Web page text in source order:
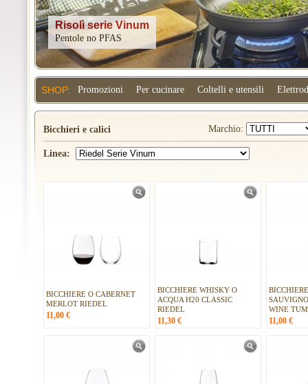
Kitchenaid
SHOP: Promozioni Per cucinare Coltelli e utensili
Bicchieri e calici Marchio:
Linea:
BICCHIERE O CABERNET
MERLOT RIEDEL
11,00 €
BICCHIERE WHISKY O
ACQUA H20 CLASSIC
RIEDEL
11,30 €
WINE
11,00 €